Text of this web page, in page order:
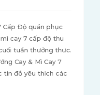
Cấp Độ quán phục
cay 7 cấp độ thu
tuần thưởng thưc.
Cay & Mì Cay 7
tín đồ yêu thích các